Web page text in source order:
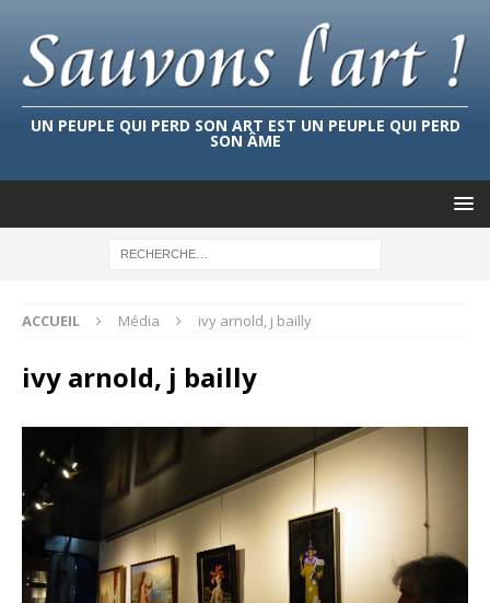
UN PEUPLE QUI PERD SON ART EST UN PEUPLE QUI PERD
SON ÂME
ACCUEIL Média ivy arnold, j bailly
ivy arnold, j bailly